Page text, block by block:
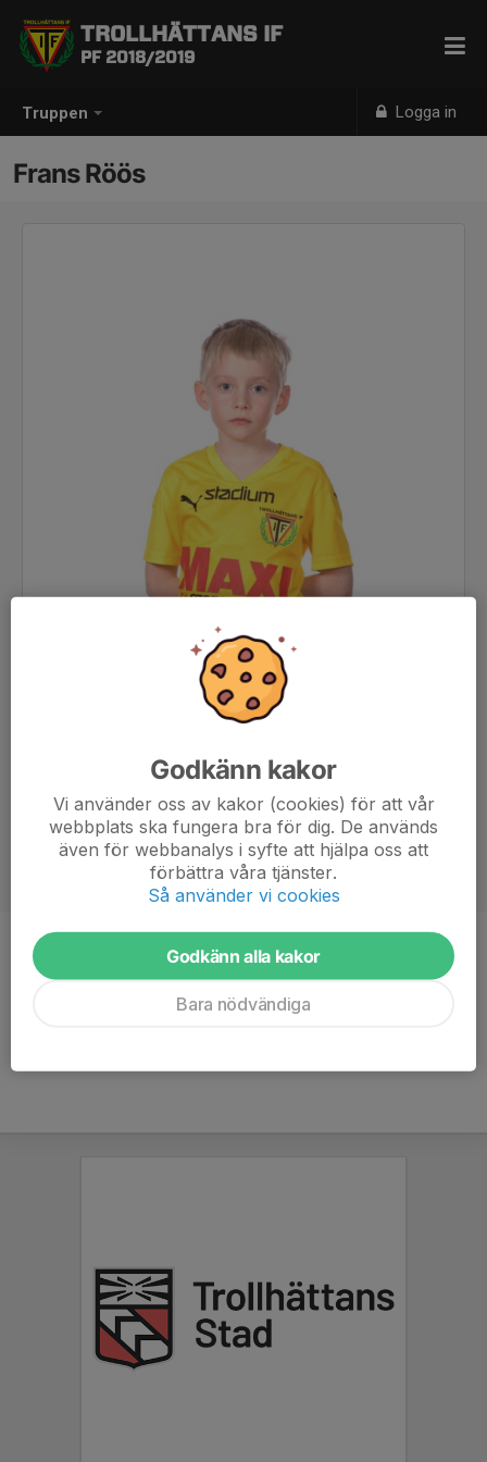
Truppen Logga in
TROLLHÄTTANS IF
PF 2018/2019
Frans Röös
Position
-
Godkänn kakor
Vi använder oss av kakor (cookies) för att vår
webbplats ska fungera bra för dig. De används
även för webbanalys i syfte att hjälpa oss att
förbättra våra tjänster.
Så använder vi cookies
Godkänn alla kakor
Bara nödvändiga